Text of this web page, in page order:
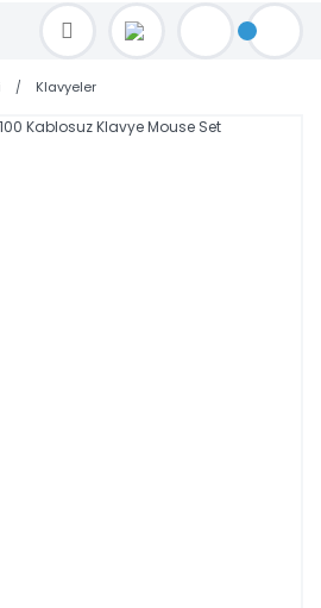
satis@toptanbilgisayar.net MAİL ATINIZ.
GÜN KARGO İLE GÖNDERİYORUZ!
Klavyeler